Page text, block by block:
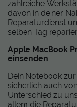
zahlreiche
davon in deiner
Reparaturdienst
selben Tag
Apple MacBook
einsenden
Dein Notebook
sicherlich auch
Unterschied zu
allem die